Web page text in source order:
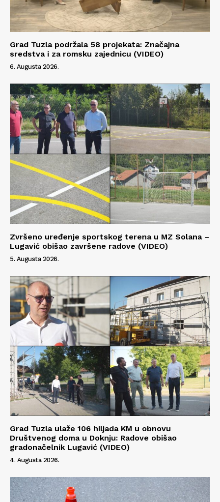
Info
O nama
Kontakt
Impressum
Grad Tuzla podržala 58 projekata: Značajna
sredstva i za romsku zajednicu (VIDEO)
6. Augusta 2026.
Zvršeno uređenje sportskog terena u MZ Solana –
Lugavić obišao završene radove (VIDEO)
5. Augusta 2026.
Grad Tuzla ulaže 106 hiljada KM u obnovu
Društvenog doma u Doknju: Radove obišao
gradonačelnik Lugavić (VIDEO)
4. Augusta 2026.